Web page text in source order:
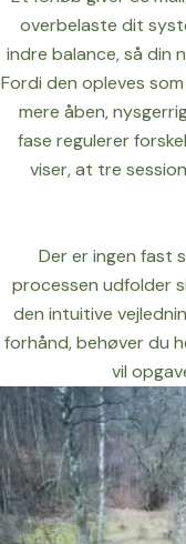
overbelaste dit
indre balance, så din
Fordi den opleves
mere åben,
fase regulerer
viser, at tre
Der er ingen fast
processen udfolder
den intuitive
forhånd, behøver du
vil